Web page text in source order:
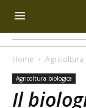
Home Agricoltura
Agricoltura biologica
Il